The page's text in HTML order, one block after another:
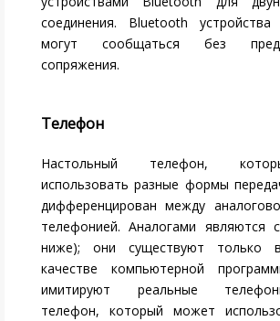
соединения. Bluetooth
могут сообщаться без
сопряжения.
Телефон
Настольный телефон,
использовать разные формы
дифференцирован между
телефонией. Аналогами являются
ниже); они существуют только
качестве компьютерной
имитируют реальные
телефон, который может